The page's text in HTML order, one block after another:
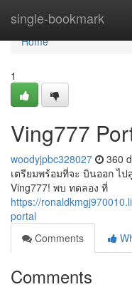
single-bookmark
Home
Home
1
Ving777
woodyjpbc328027 360
เตรียมพร้อมที่จะ บินออก ไ
Ving777! พบ ทดลอง ที่
https://
portal
Comments
Comments